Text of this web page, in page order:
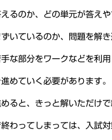
るのか、どの単元が答え
いているのか、問題を解
な部分をワークなどを利用
めていく必要があります。
ると、きっと解いただけで
わってしまっては、入試対